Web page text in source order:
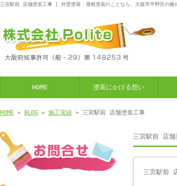
三宮駅前 店舗塗装工事 | 外壁塗装・屋根塗装のことなら、大阪市平野区の
HOME 塗装にかける想い
HOME » BLOG » 施工実績 » 三宮駅前 店舗塗装工事
三宮駅前 店舗
三宮駅前